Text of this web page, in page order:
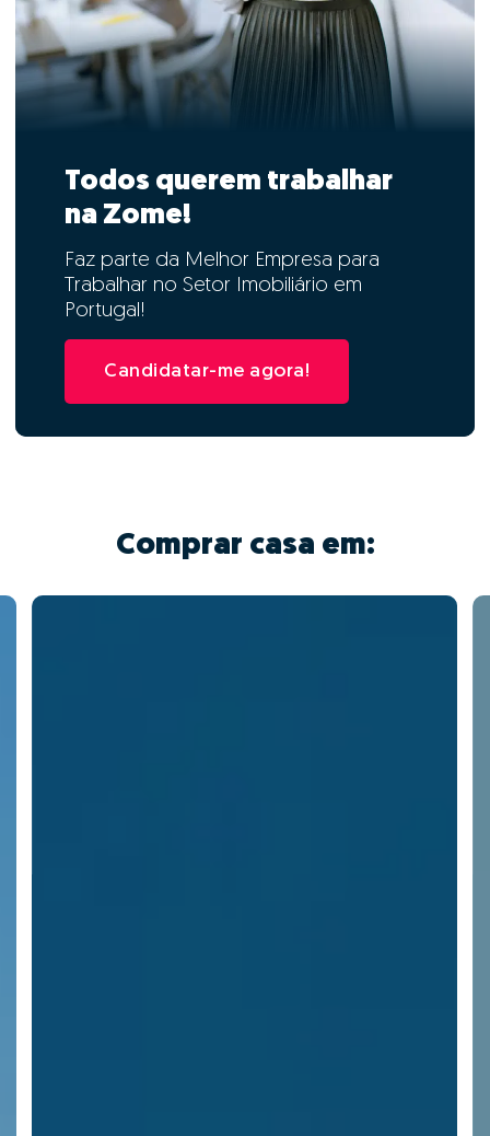
Todos querem trabalhar
na Zome!
Faz parte da Melhor Empresa para
Trabalhar no Setor Imobiliário em
Portugal!
Candidatar-me agora!
Comprar casa em: